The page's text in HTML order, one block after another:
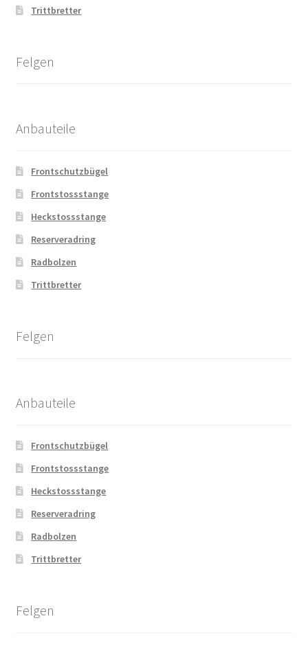
Trittbretter
Felgen
Anbauteile
Frontschutzbügel
Frontstossstange
Heckstossstange
Reserveradring
Radbolzen
Trittbretter
Felgen
Anbauteile
Frontschutzbügel
Frontstossstange
Heckstossstange
Reserveradring
Radbolzen
Trittbretter
Felgen